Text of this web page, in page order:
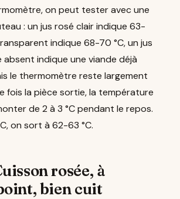
on peut tester avec une
: un jus rosé clair indique 63-
indique 68-70 °C, un jus
absent indique une viande déjà
le thermomètre reste largement
fois la pièce sortie, la température
de 2 à 3 °C pendant le repos.
on sort à 62-63 °C.
rosée, à
bien cuit